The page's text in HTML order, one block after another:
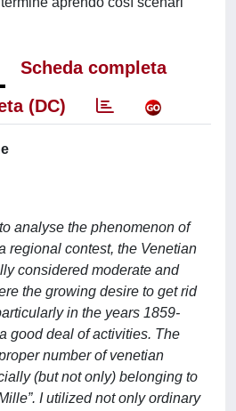
Scheda completa
(DC)
analyse the phenomenon of
regional contest, the Venetian
considered moderate and
the growing desire to get rid
in the years 1859-
good deal of activities. The
number of venetian
(but not only) belonging to
I utilized not only ordinary